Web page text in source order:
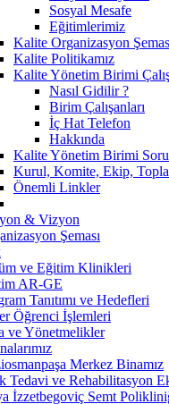
Sosyal Mesafe
Eğitimlerimiz
Kalite Organizasyon
Kalite Politikamız
Kalite Yönetim Birimi
Nasıl Gidilir ?
Birim Çalışanları
İç Hat Telefon
Hakkında
Kalite Yönetim Birimi
Kurul, Komite, Ekip,
Önemli Linkler
& Vizyon
Şeması
ve Eğitim Klinikleri
AR-GE
Tanıtımı ve Hedefleri
Öğrenci İşlemleri
ve Yönetmelikler
Merkez Binamız
Tedavi ve Rehabilitasyon
İzzetbegoviç Semt